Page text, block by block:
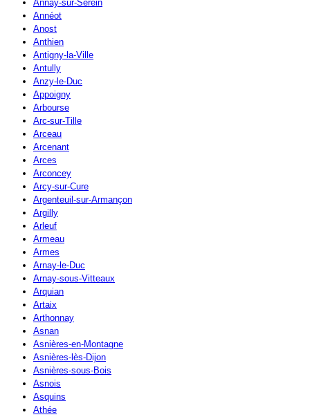
Annay-sur-Serein
Annéot
Anost
Anthien
Antigny-la-Ville
Antully
Anzy-le-Duc
Appoigny
Arbourse
Arc-sur-Tille
Arceau
Arcenant
Arces
Arconcey
Arcy-sur-Cure
Argenteuil-sur-Armançon
Argilly
Arleuf
Armeau
Armes
Arnay-le-Duc
Arnay-sous-Vitteaux
Arquian
Artaix
Arthonnay
Asnan
Asnières-en-Montagne
Asnières-lès-Dijon
Asnières-sous-Bois
Asnois
Asquins
Athée